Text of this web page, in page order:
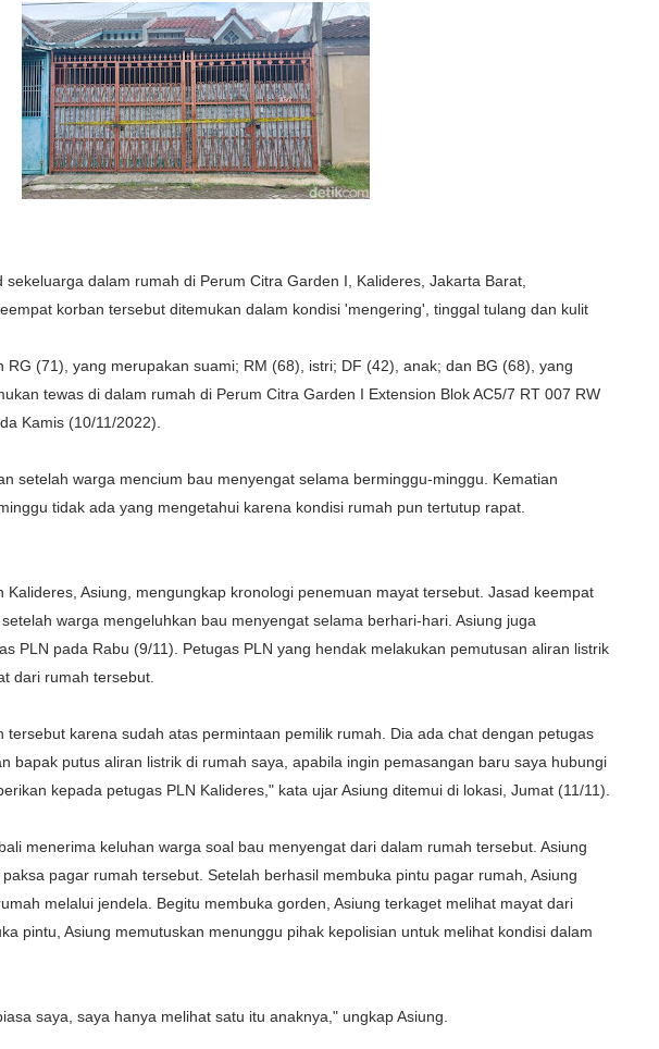
dalam rumah di Perum Citra Garden I, Kalideres, Jakarta Barat,
korban tersebut ditemukan dalam kondisi 'mengering', tinggal tulang dan kulit
RG (71), yang merupakan suami; RM (68), istri; DF (42), anak; dan BG (68), yang
tewas di dalam rumah di Perum Citra Garden I Extension Blok AC5/7 RT 007 RW
Kamis (10/11/2022).
setelah warga mencium bau menyengat selama berminggu-minggu. Kematian
tidak ada yang mengetahui karena kondisi rumah pun tertutup rapat.
Kalideres, Asiung, mengungkap kronologi penemuan mayat tersebut. Jasad keempat
warga mengeluhkan bau menyengat selama berhari-hari. Asiung juga
PLN pada Rabu (9/11). Petugas PLN yang hendak melakukan pemutusan aliran listrik
dari rumah tersebut.
tersebut karena sudah atas permintaan pemilik rumah. Dia ada chat dengan petugas
bapak putus aliran listrik di rumah saya, apabila ingin pemasangan baru saya hubungi
kepada petugas PLN Kalideres," kata ujar Asiung ditemui di lokasi, Jumat (11/11).
menerima keluhan warga soal bau menyengat dari dalam rumah tersebut. Asiung
pagar rumah tersebut. Setelah berhasil membuka pintu pagar rumah, Asiung
melalui jendela. Begitu membuka gorden, Asiung terkaget melihat mayat dari
pintu, Asiung memutuskan menunggu pihak kepolisian untuk melihat kondisi dalam
saya, saya hanya melihat satu itu anaknya," ungkap Asiung.